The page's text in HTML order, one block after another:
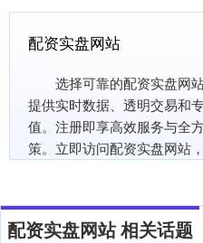
配资实盘网站
选择可靠的配资实盘网
提供实时数据、透明交易和
值。注册即享高效服务与全
策。立即访问配资实盘网站
配资实盘网站 相关话题